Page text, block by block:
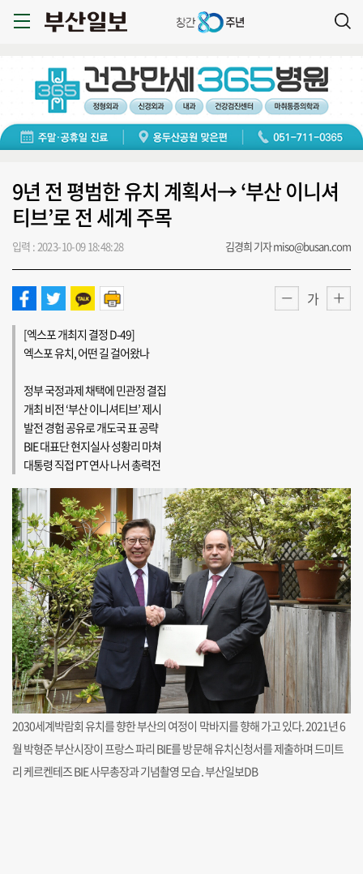
9년 전 평범한 유치 계획서→ ‘부산 이니셔
티브’로 전 세계 주목
입력 : 2023-10-09 18:48:28 김경희 기자 miso@busan.com
가
[엑스포 개최지 결정 D-49]
엑스포 유치, 어떤 길 걸어왔나
정부 국정과제 채택에 민관정 결집
개최 비전 ‘부산 이니셔티브’ 제시
발전 경험 공유로 개도국 표 공략
BIE 대표단 현지실사 성황리 마쳐
대통령 직접 PT 연사 나서 총력전
2030세계박람회 유치를 향한 부산의 여정이 막바지를 향해 가고 있다. 2021년 6
월 박형준 부산시장이 프랑스 파리 BIE를 방문해 유치신청서를 제출하며 드미트
리 케르켄테즈 BIE 사무총장과 기념촬영 모습. 부산일보DB